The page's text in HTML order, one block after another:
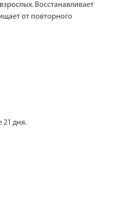
Восстанавливает
от повторного
21 дня.